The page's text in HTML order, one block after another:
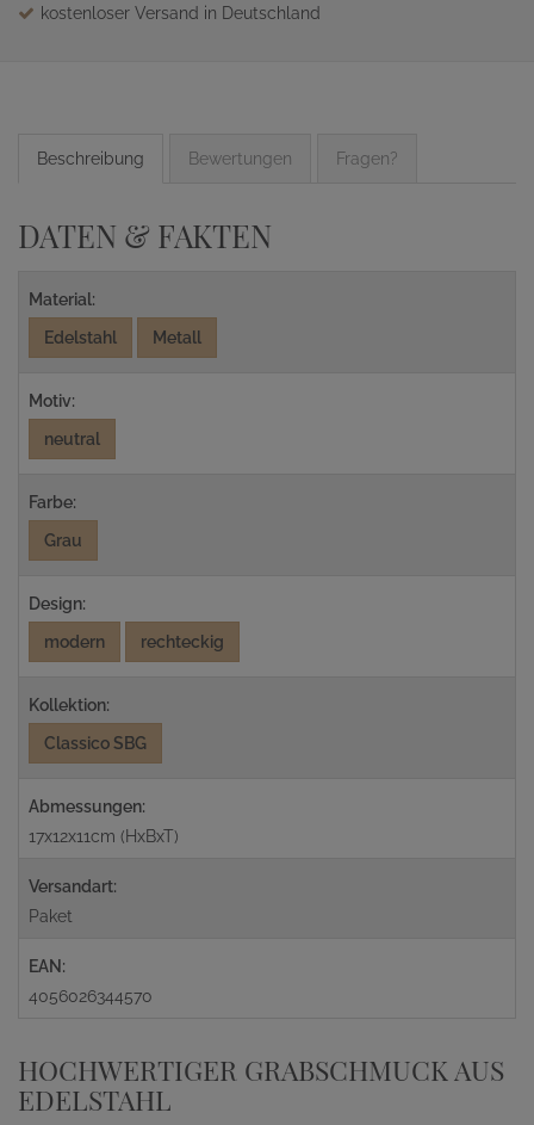
kostenloser Versand in Deutschland
Beschreibung Bewertungen Fragen?
DATEN & FAKTEN
Material:
Edelstahl
Metall
Motiv:
neutral
Farbe:
Grau
Design:
modern
rechteckig
Kollektion:
Classico SBG
Abmessungen:
17x12x11cm (HxBxT)
Versandart:
Paket
EAN:
4056026344570
HOCHWERTIGER GRABSCHMUCK AUS
EDELSTAHL